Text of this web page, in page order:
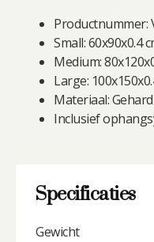
Productnummer:
Small: 60x90x0.4
Medium:
Large:
Materiaal:
Inclusief
Specificaties
Gewicht